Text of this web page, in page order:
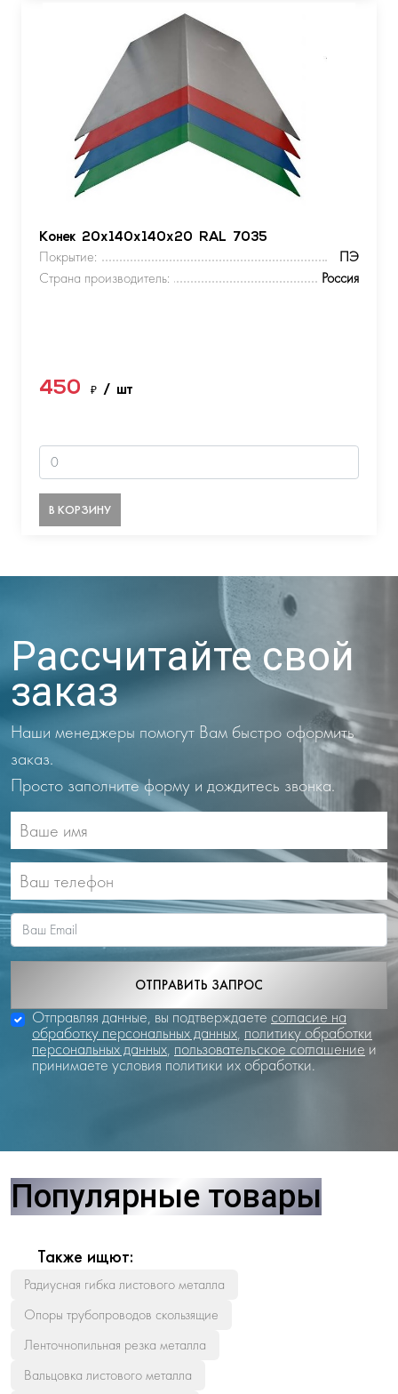
Конек 20х140х140х20 RAL 7035
Покрытие:
ПЭ
Страна производитель:
Россия
450 ₽ / шт
В КОРЗИНУ
Рассчитайте свой
заказ
Наши менеджеры помогут Вам быстро оформить
заказ.
Просто заполните форму и дождитесь звонка.
ОТПРАВИТЬ ЗАПРОС
Отправляя данные, вы подтверждаете согласие на
обработку персональных данных, политику обработки
персональных данных, пользовательское соглашение и
принимаете условия политики их обработки.
Популярные товары
Также ищют:
Радиусная гибка листового металла
Опоры трубопроводов скользящие
Ленточнопильная резка металла
Вальцовка листового металла